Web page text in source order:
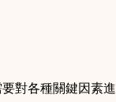
對各種關鍵因素進